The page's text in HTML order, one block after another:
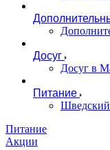
Досуг
Досуг в
Питание
Шведский
Питание
Акции